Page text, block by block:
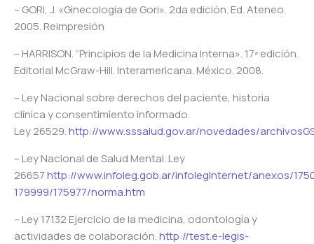
– GORI, J. «Ginecologia de Gori». 2da edición. Ed. Ateneo.
2005. Reimpresión
– HARRISON. “Principios de la Medicina Interna». 17ª edición.
Editorial McGraw-Hill. Interamericana. México. 2008.
– Ley Nacional sobre derechos del paciente, historia
clínica y consentimiento informado.
Ley 26529.http://www.sssalud.gov.ar/novedades/
– Ley Nacional de Salud Mental. Ley
26657http://www.infoleg.gob.ar/infolegInternet/anexos/
179999/175977/norma.htm
– Ley 17132 Ejercicio de la medicina, odontología y
actividades de colaboración.http://test.e-legis-